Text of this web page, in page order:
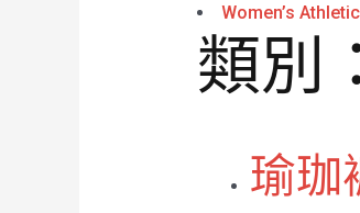
Women’s
類別
瑜珈